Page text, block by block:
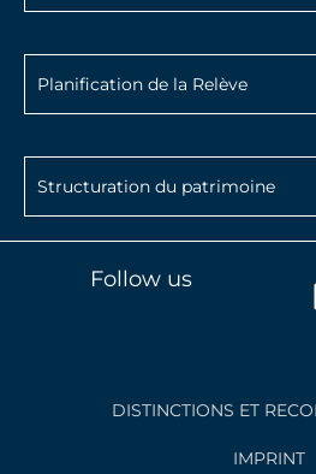
Planification de la Relève
Structuration du patrimoine
Follow us
DISTINCTIONS ET
IMPRINT